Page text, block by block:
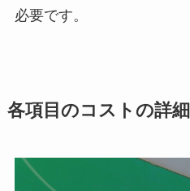
必要です。
各項目のコストの詳細